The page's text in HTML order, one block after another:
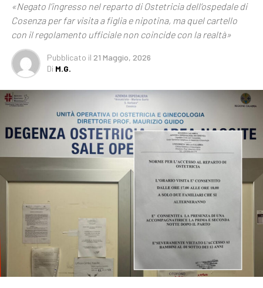
«Negato l’ingresso nel reparto di Ostetricia dell’ospedale di
Cosenza per far visita a figlia e nipotina, ma quel cartello
con il regolamento ufficiale non coincide con la realtà»
Pubblicato il 21 Maggio, 2026
Di M.G.